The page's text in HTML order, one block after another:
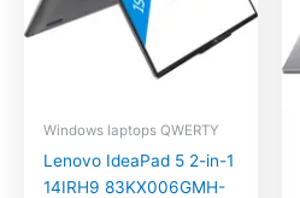
Windows laptops QWERTY
Lenovo IdeaPad 5 2-in-1
14IRH9 83KX006GMH-